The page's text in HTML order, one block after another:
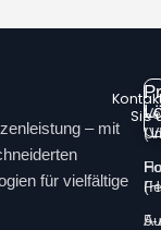
– mit
für vielfältige
5-
Sie